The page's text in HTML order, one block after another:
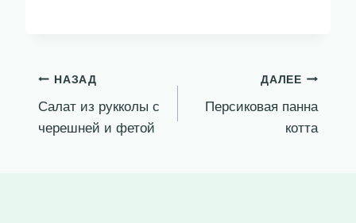
Навигация
по
НАЗАД
Салат из рукколы с
черешней и фетой
ДАЛЕЕ
Персиковая панна
котта